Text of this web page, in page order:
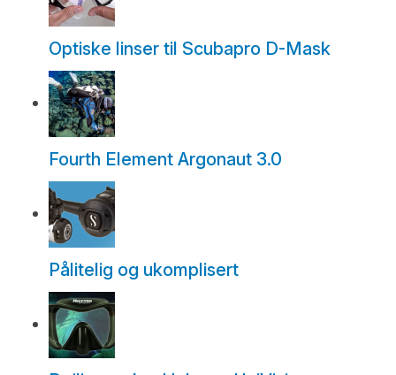
Optiske linser til Scubapro D-Mask
Fourth Element Argonaut 3.0
Pålitelig og ukomplisert